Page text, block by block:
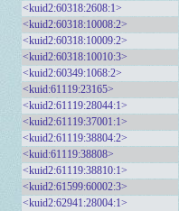
<kuid2:60318:2608:1>
<kuid2:60318:10008:2>
<kuid2:60318:10009:2>
<kuid2:60318:10010:3>
<kuid2:60349:1068:2>
<kuid:61119:23165>
<kuid2:61119:28044:1>
<kuid2:61119:37001:1>
<kuid2:61119:38804:2>
<kuid:61119:38808>
<kuid2:61119:38810:1>
<kuid2:61599:60002:3>
<kuid2:62941:28004:1>